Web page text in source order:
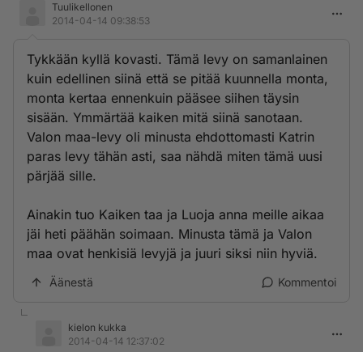
Tuulikellonen
2014-04-14 09:38:53
Tykkään kyllä kovasti. Tämä levy on samanlainen
kuin edellinen siinä että se pitää kuunnella monta,
monta kertaa ennenkuin pääsee siihen täysin
sisään. Ymmärtää kaiken mitä siinä sanotaan.
Valon maa-levy oli minusta ehdottomasti Katrin
paras levy tähän asti, saa nähdä miten tämä uusi
pärjää sille.
Ainakin tuo Kaiken taa ja Luoja anna meille aikaa
jäi heti päähän soimaan. Minusta tämä ja Valon
maa ovat henkisiä levyjä ja juuri siksi niin hyviä.
Äänestä Kommentoi
kielon kukka
2014-04-14 12:37:02